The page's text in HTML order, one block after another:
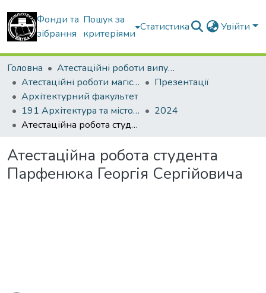
Фонди та
зібрання
Пошук за
критеріями
Статистика Увійти
Головна
Атестаційні роботи випускників
Атестаційні роботи магістрів
Презентації
Архітектурний факультет
191 Архітектура та містобудування. Містобудування. Архітектурно-містобудівне проектування
2024
Атестаційна робота студента Парфенюка Георгія Сергійовича
Атестаційна робота студента
Парфенюка Георгія Сергійовича